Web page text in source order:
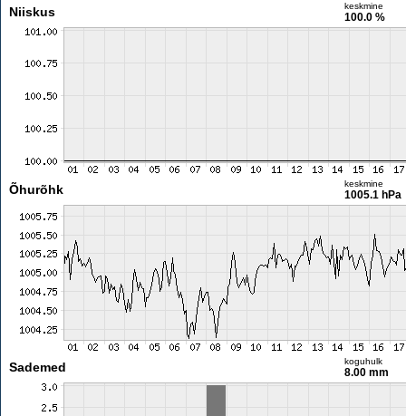
Niiskus keskmine
100.0 %
Õhurõhk keskmine
1005.1 hPa
Sademed koguhulk
8.00 mm